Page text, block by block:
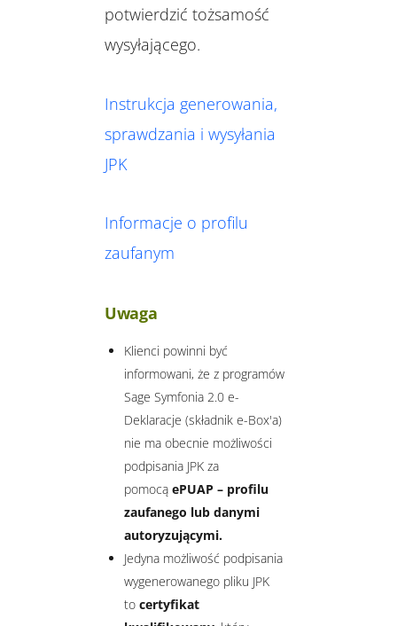
potwierdzić tożsamość
wysyłającego.
Instrukcja generowania,
sprawdzania i wysyłania
JPK
Informacje o profilu
zaufanym
Uwaga
Klienci powinni być
informowani, że z programów
Sage Symfonia 2.0 e-
Deklaracje (składnik e-Box'a)
nie ma obecnie możliwości
podpisania JPK za
pomocą ePUAP – profilu
zaufanego lub danymi
autoryzującymi.
Jedyna możliwość podpisania
wygenerowanego pliku JPK
to certyfikat